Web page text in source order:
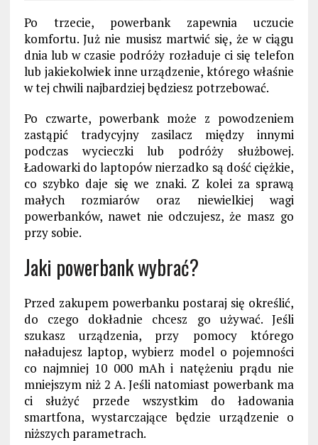
Po trzecie, powerbank zapewnia uczucie
komfortu. Już nie musisz martwić się, że w ciągu
dnia lub w czasie podróży rozładuje ci się telefon
lub jakiekolwiek inne urządzenie, którego właśnie
w tej chwili najbardziej będziesz potrzebować.
Po czwarte, powerbank może z powodzeniem
zastąpić tradycyjny zasilacz między innymi
podczas wycieczki lub podróży służbowej.
Ładowarki do laptopów nierzadko są dość ciężkie,
co szybko daje się we znaki. Z kolei za sprawą
małych rozmiarów oraz niewielkiej wagi
powerbanków, nawet nie odczujesz, że masz go
przy sobie.
Jaki powerbank wybrać?
Przed zakupem powerbanku postaraj się określić,
do czego dokładnie chcesz go używać. Jeśli
szukasz urządzenia, przy pomocy którego
naładujesz laptop, wybierz model o pojemności
co najmniej 10 000 mAh i natężeniu prądu nie
mniejszym niż 2 A. Jeśli natomiast powerbank ma
ci służyć przede wszystkim do ładowania
smartfona, wystarczające będzie urządzenie o
niższych parametrach.